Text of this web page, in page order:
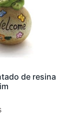
de resina